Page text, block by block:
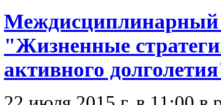
Междисциплинарный
"Жизненные
активного